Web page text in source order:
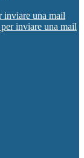
inviare una mail
inviare una mail